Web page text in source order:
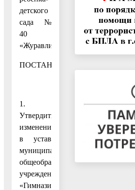
детского
сада №
40
«Журавлик»
ПОСТАНОВЛЯЮ:
1.
Утвердить
изменения
в устав
муниципального
общеобразовательного
учреждения
«Гимназия